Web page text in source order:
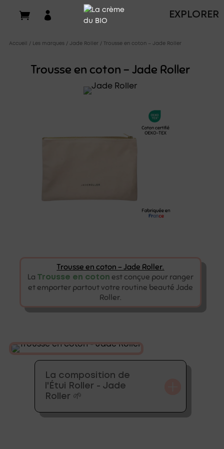
EXPLORER

Accueil / Les marques / Jade Roller / Trousse en coton – Jade Roller
Trousse en coton – Jade Roller
Trousse en coton - Jade Roller.
La Trousse en coton est conçue pour ranger
et emporter partout votre routine beauté Jade
Roller.
La composition de
l'Étui Roller - Jade
Roller 🌱